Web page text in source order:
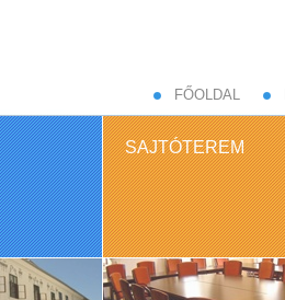
FŐOLDAL
SAJTÓTEREM